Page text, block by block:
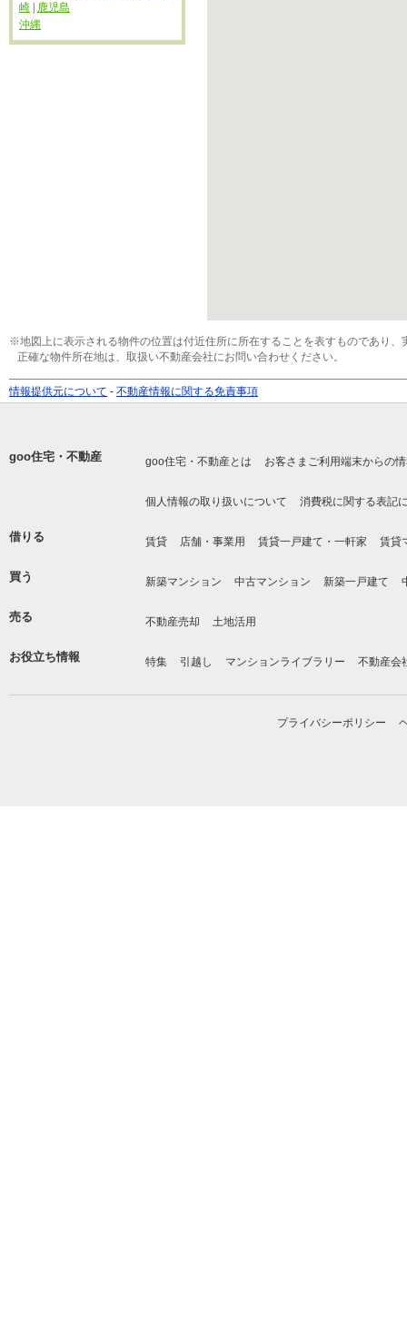
崎
鹿児島
沖縄
※地図上に表示される物件の位置は付近住所に所在することを表すものであり
正確な物件所在地は、取扱い不動産会社にお問い合わせください。
情報提供元について - 不動産情報に関する免責事項
goo住宅・不動産 goo住宅・不動産とは お客さまご利用端末からの
個人情報の取り扱いについて 消費税に関する表記
借りる 賃貸 店舗・事業用 賃貸一戸建て・一軒家 賃貸
買う 新築マンション 中古マンション 新築一戸建て
売る 不動産売却 土地活用
お役立ち情報 特集 引越し マンションライブラリー 不動産会
プライバシーポリシー